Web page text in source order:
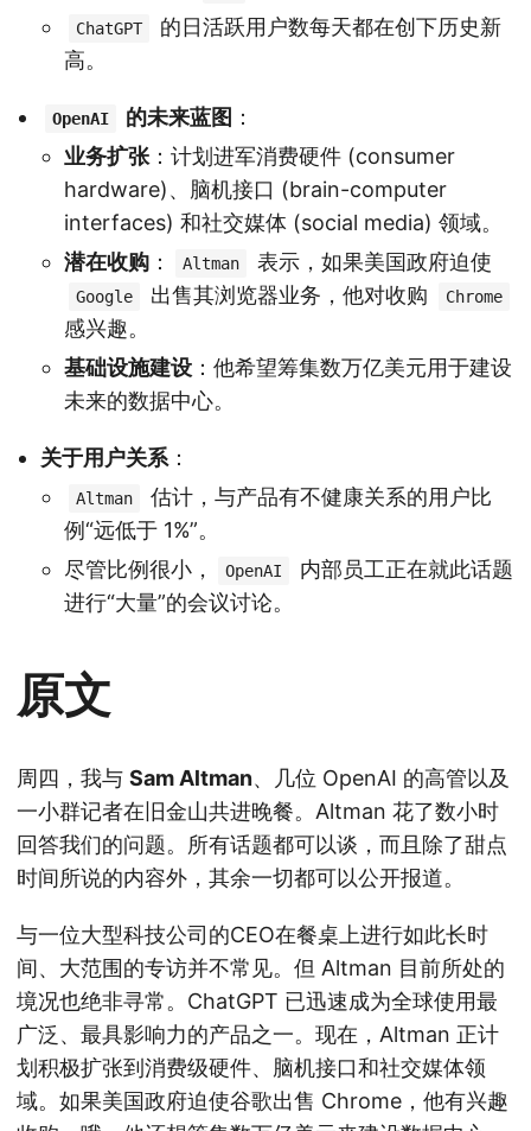
ChatGPT
的日活跃用户数每天都在创下历史新
高。
OpenAI 的未来蓝图 ：
业务扩张：计划进军消费硬件 (consumer
hardware)、脑机接口 (brain-computer
interfaces) 和社交媒体 (social media) 领域。
潜在收购 ： Altman 表示，如果美国政府迫使
Google 出售其浏览器业务，他对收购 Chrome
感兴趣。
基础设施建设 ：他希望筹集数万亿美元用于建设
未来的数据中心。
关于用户关系：
Altman
估计，与产品有不健康关系的用户比
例“远低于 1%”。
尽管比例很小，
OpenAI
内部员工正在就此话题
进行“大量”的会议讨论。
原文
周四，我与 Sam Altman、几位 OpenAI 的高管以及
一小群记者在旧金山共进晚餐。Altman 花了数小时
回答我们的问题。所有话题都可以谈，而且除了甜点
时间所说的内容外，其余一切都可以公开报道。
与一位大型科技公司的CEO在餐桌上进行如此长时
间、大范围的专访并不常见。但 Altman 目前所处的
境况也绝非寻常。ChatGPT 已迅速成为全球使用最
广泛、最具影响力的产品之一。现在，Altman 正计
划积极扩张到消费级硬件、脑机接口和社交媒体领
域。如果美国政府迫使谷歌出售 Chrome，他有兴趣